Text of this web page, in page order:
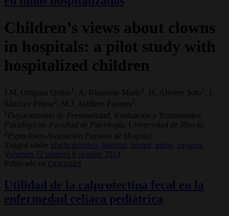
Children’s views about clowns
in hospitals: a pilot study with
hospitalized children
J.M. Ortigosa Quiles 1 , A. Riquelme Marín 1 , H. Álvarez Soto 1
, I.
Sánchez Piñera
, M.J. Astillero Fuentes
1 Departamento de Personalidad, Evaluación y Tratamientos
Psicológicos. Facultad de Psicología. Universidad de Murcia.
2 Pupaclown-Asociación Payasos de Hospital
Tagged under
afecto positivo, hospital, humor, niños, payasos,
Volumen 72 número 9 octubre 2014
Publicado en
Originales
Utilidad de la calprotectina fecal en la
enfermedad celiaca pediátrica